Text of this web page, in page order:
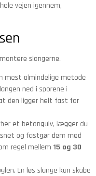
vejen igennem,
slangerne.
mest almindelige metode
ned i sporene i
den ligger helt fast for
et betongulv, lægger du
og fastgør dem med
regel mellem 15 og 30
En løs slange kan skabe